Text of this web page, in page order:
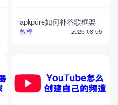
apkpure如何补谷歌框架
教程 2026-08-05